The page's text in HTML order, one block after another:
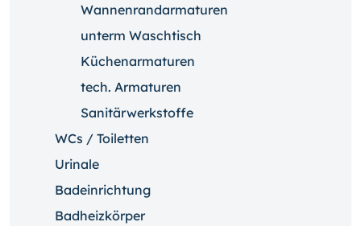
Wannenrandarmaturen
unterm Waschtisch
Küchenarmaturen
tech. Armaturen
Sanitärwerkstoffe
WCs / Toiletten
Urinale
Badeinrichtung
Badheizkörper